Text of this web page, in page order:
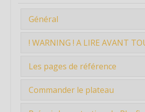
Général
Présentation du Projet de
! WARNING ! A LIRE AVANT
Tout au long de la
basé sur ...
Les pages de référence
Manuel du Medieval Madness
Commander le plateau
Après avoir un peu étudié